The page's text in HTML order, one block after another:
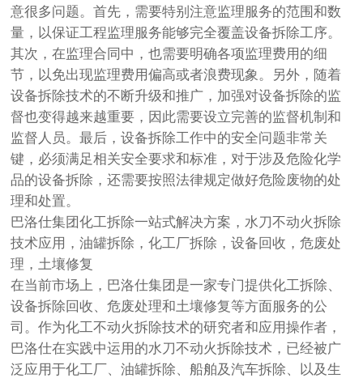
意很多问题。首先，需要特别注意监理服务的范围和数
量，以保证工程监理服务能够完全覆盖设备拆除工序。
其次，在监理合同中，也需要明确各项监理费用的细
节，以免出现监理费用偏高或者浪费现象。另外，随着
设备拆除技术的不断升级和推广，加强对设备拆除的监
督也变得越来越重要，因此需要设立完善的监督机制和
监督人员。最后，设备拆除工作中的安全问题非常关
键，必须满足相关安全要求和标准，对于涉及危险化学
品的设备拆除，还需要按照法律规定做好危险废物的处
理和处置。
巴洛仕集团化工拆除一站式解决方案，水刀不动火拆除
技术应用，油罐拆除，化工厂拆除，设备回收，危废处
理，土壤修复
在当前市场上，巴洛仕集团是一家专门提供化工拆除、
设备拆除回收、危废处理和土壤修复等方面服务的公
司。作为化工不动火拆除技术的研究者和应用操作者，
巴洛仕在实践中运用的水刀不动火拆除技术，已经被广
泛应用于化工厂、油罐拆除、船舶及汽车拆除、以及生